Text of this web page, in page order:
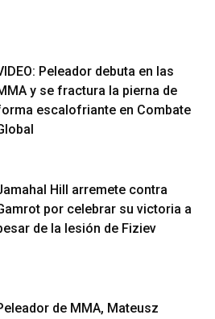
Peleador debuta en las
y se fractura la pierna de
escalofriante en Combate
Hill arremete contra
por celebrar su victoria a
de la lesión de Fiziev
de MMA, Mateusz